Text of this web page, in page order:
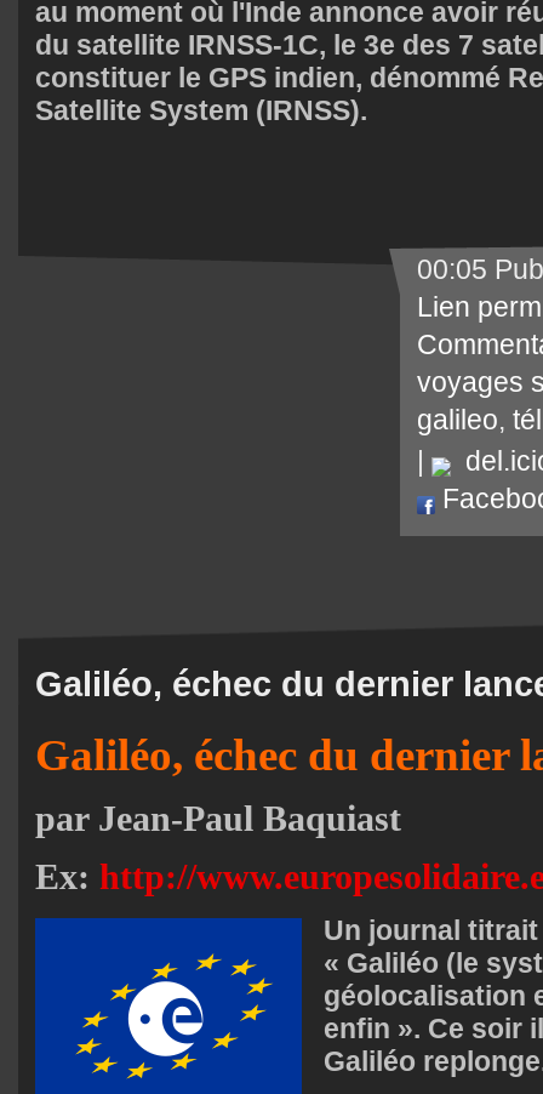
au moment où l'Inde annonce avoir
du satellite IRNSS-1C, le 3e des 7
constituer le GPS indien, dénommé
Satellite System (IRNSS).
00:05
Lien
voyages
galileo,
|
Galiléo, échec du dernier
Galiléo, échec du dernier
par Jean-Paul Baquiast
Ex: http://
Un journal
« Galiléo (le
géolocalisation
enfin ». Ce soir
Galiléo